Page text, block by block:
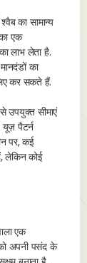
का सामान्य
एक
लाभ लेता है.
का
कर सकते हैं.
उपयुक्त सीमाएं
पैटर्न
पर, कई
लेकिन कोई
एक
अपनी पसंद के